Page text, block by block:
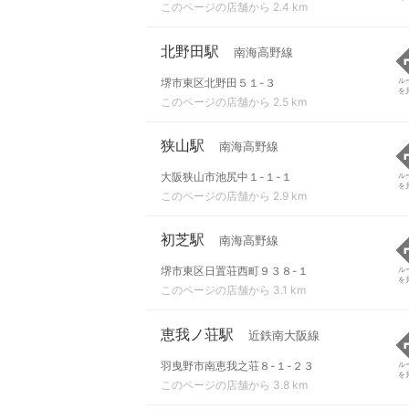
このページの店舗から 2.4 km
北野田駅 南海高野線
堺市東区北野田５１-３
このページの店舗から 2.5 km
ル
を
狭山駅 南海高野線
大阪狭山市池尻中１-１-１
このページの店舗から 2.9 km
ル
を
初芝駅 南海高野線
堺市東区日置荘西町９３８-１
このページの店舗から 3.1 km
ル
を
恵我ノ荘駅 近鉄南大阪線
羽曳野市南恵我之荘８-１-２３
このページの店舗から 3.8 km
ル
を